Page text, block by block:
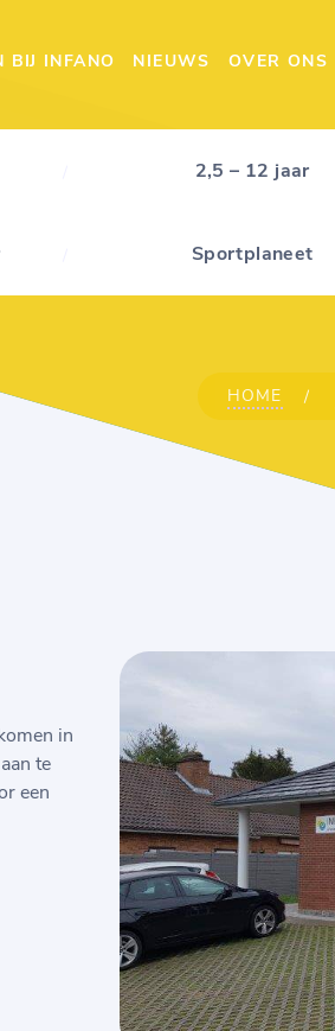
BIJ INFANO NIEUWS OVER ONS
2,5 – 12 jaar
Sportplaneet
HOME
in
te
een